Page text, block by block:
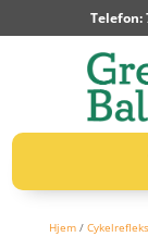
Telefon:
Hjem/